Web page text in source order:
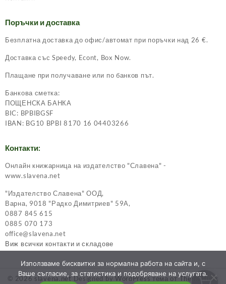
Поръчки и доставка
Безплатна доставка до офис/автомат при поръчки над 26 €.
Доставка със Speedy, Econt, Box Now.
Плащане при получаване или по банков път.
Банкова сметка:
ПОЩЕНСКА БАНКА
BIC: BPBIBGSF
IBAN: BG10 BPBI 8170 16 04403266
Контакти:
Онлайн книжарница на издателство "Славена" -
www.slavena.net
"Издателство Славена" ООД,
Варна, 9018 "Радко Димитриев" 59А,
0887 845 615
0885 070 173
office@slavena.net
Виж всички контакти и складове
© 2026slavena.net Designed by WordPress тема от ThemeHunk
Използваме бисквитки за нормална работа на сайта и, с
Ваше съгласие, за статистика и подобряване на услугата.